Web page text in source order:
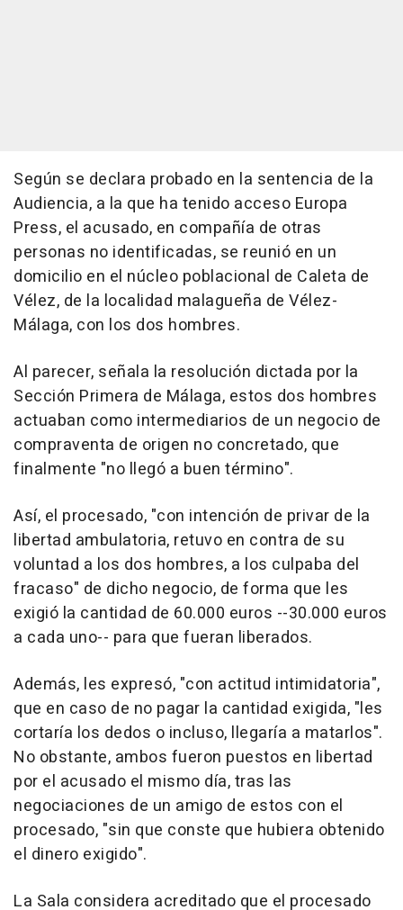
Según se declara probado en la sentencia de la
Audiencia, a la que ha tenido acceso Europa
Press, el acusado, en compañía de otras
personas no identificadas, se reunió en un
domicilio en el núcleo poblacional de Caleta de
Vélez, de la localidad malagueña de Vélez-
Málaga, con los dos hombres.
Al parecer, señala la resolución dictada por la
Sección Primera de Málaga, estos dos hombres
actuaban como intermediarios de un negocio de
compraventa de origen no concretado, que
finalmente "no llegó a buen término".
Así, el procesado, "con intención de privar de la
libertad ambulatoria, retuvo en contra de su
voluntad a los dos hombres, a los culpaba del
fracaso" de dicho negocio, de forma que les
exigió la cantidad de 60.000 euros --30.000 euros
a cada uno-- para que fueran liberados.
Además, les expresó, "con actitud intimidatoria",
que en caso de no pagar la cantidad exigida, "les
cortaría los dedos o incluso, llegaría a matarlos".
No obstante, ambos fueron puestos en libertad
por el acusado el mismo día, tras las
negociaciones de un amigo de estos con el
procesado, "sin que conste que hubiera obtenido
el dinero exigido".
La Sala considera acreditado que el procesado